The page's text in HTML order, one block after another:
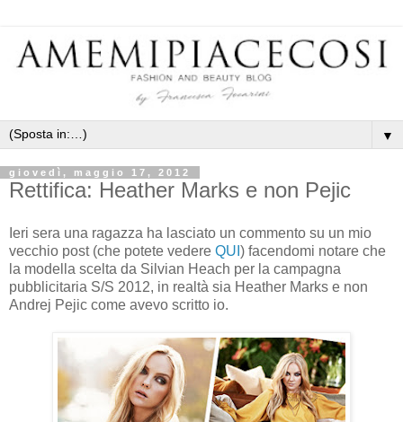
▼
giovedì, maggio 17, 2012
Rettifica: Heather Marks e non Pejic
Ieri sera una ragazza ha lasciato un commento su un mio
vecchio post (che potete vedere QUI ) facendomi notare che
la modella scelta da Silvian Heach per la campagna
pubblicitaria S/S 2012, in realtà sia Heather Marks e non
Andrej Pejic come avevo scritto io.